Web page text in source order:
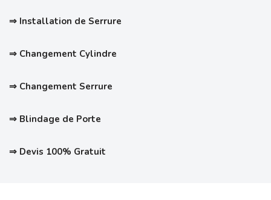
⇒ Installation de Serrure
⇒ Changement Cylindre
⇒ Changement Serrure
⇒ Blindage de Porte
⇒ Devis 100% Gratuit